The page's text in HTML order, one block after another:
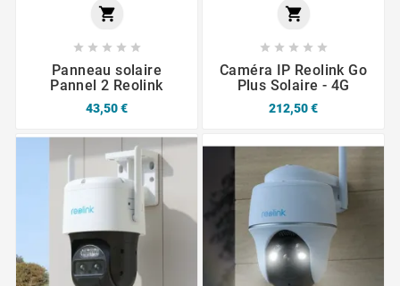

    
Panneau solaire
Pannel 2 Reolink
43,50 €

    
Caméra IP Reolink Go
Plus Solaire - 4G
212,50 €